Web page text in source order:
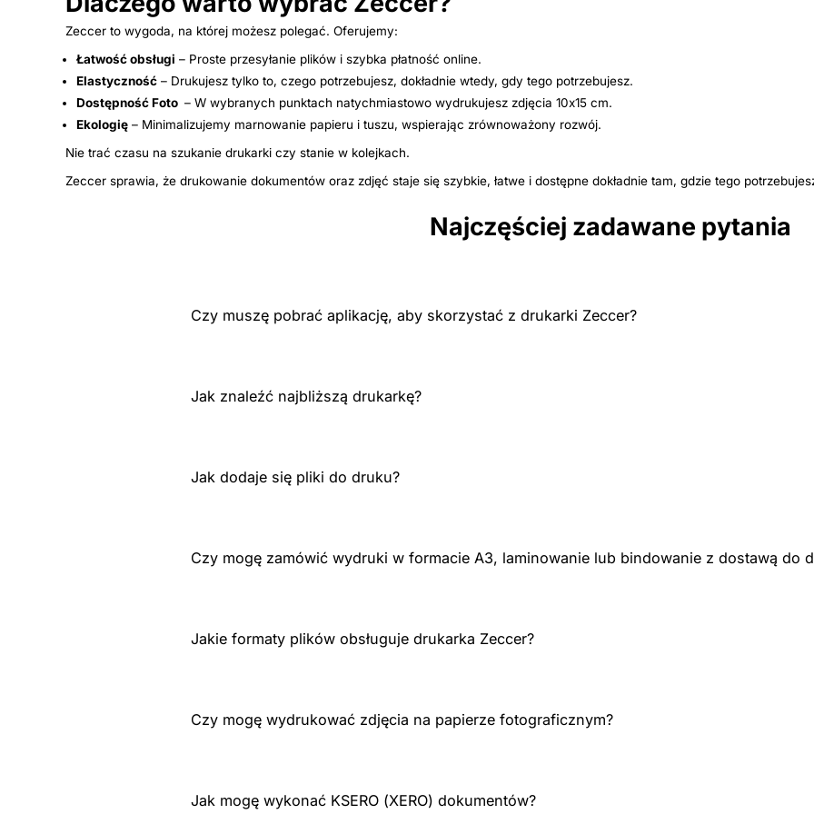
Zeccer to wygoda, na której możesz polegać. Oferujemy:
Łatwość obsługi – Proste przesyłanie plików i szybka płatność online.
Elastyczność – Drukujesz tylko to, czego potrzebujesz, dokładnie wtedy, gdy tego potrzebujesz.
Dostępność Foto – W wybranych punktach natychmiastowo wydrukujesz zdjęcia 10x15 cm.
Ekologię – Minimalizujemy marnowanie papieru i tuszu, wspierając zrównoważony rozwój.
Nie trać czasu na szukanie drukarki czy stanie w kolejkach.
Zeccer sprawia, że drukowanie dokumentów oraz zdjęć staje się szybkie, łatwe i dostępne dokładnie tam, gdzie tego
Najczęściej zadawane pytania
Czy muszę pobrać aplikację, aby skorzystać z drukarki Zeccer?
Jak znaleźć najbliższą drukarkę?
Jak dodaje się pliki do druku?
Czy mogę zamówić wydruki w formacie A3, laminowanie lub bindowanie z dostawą do
Jakie formaty plików obsługuje drukarka Zeccer?
Czy mogę wydrukować zdjęcia na papierze fotograficznym?
Jak mogę wykonać KSERO (XERO) dokumentów?